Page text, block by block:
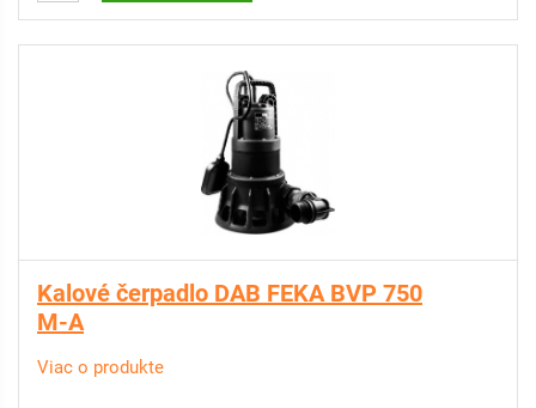
Kalové čerpadlo DAB FEKA BVP 750
M-A
Viac o produkte